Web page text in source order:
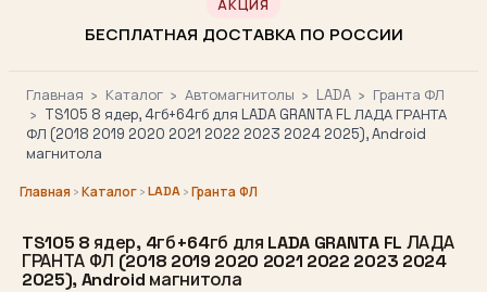
АКЦИЯ
БЕСПЛАТНАЯ ДОСТАВКА ПО РОССИИ
Главная › Каталог › Автомагнитолы › LADA › Гранта ФЛ
› TS105 8 ядер, 4гб+64гб для LADA GRANTA FL ЛАДА ГРАНТА
ФЛ (2018 2019 2020 2021 2022 2023 2024 2025), Android
магнитола
Главная ›Каталог›LADA›Гранта ФЛ
TS105 8 ядер, 4гб+64гб для LADA GRANTA FL ЛАДА
ГРАНТА ФЛ (2018 2019 2020 2021 2022 2023 2024
2025), Android магнитола